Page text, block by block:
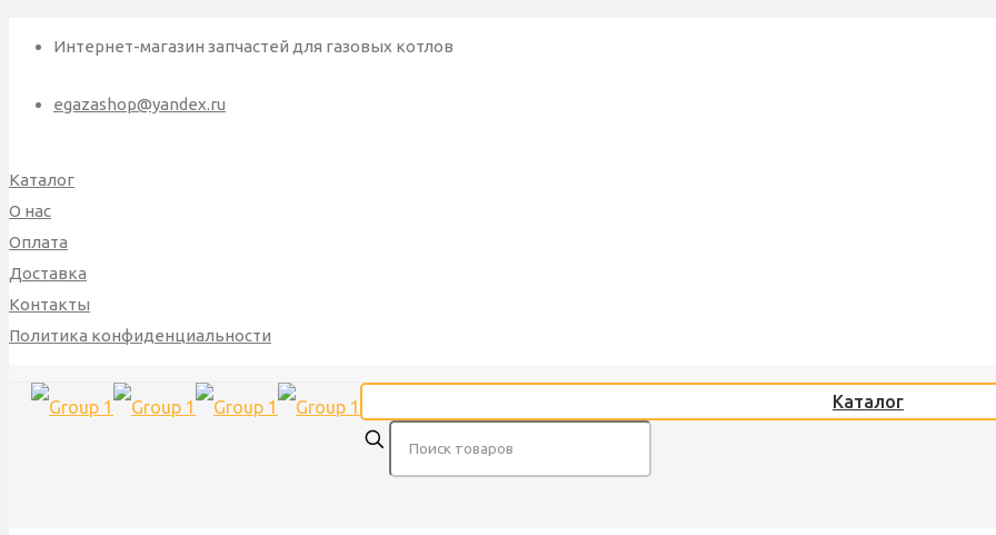
Интернет-магазин запчастей для газовых котлов
egazashop@yandex.ru
Каталог
О нас
Оплата
Доставка
Контакты
Политика конфиденциальности
Каталог